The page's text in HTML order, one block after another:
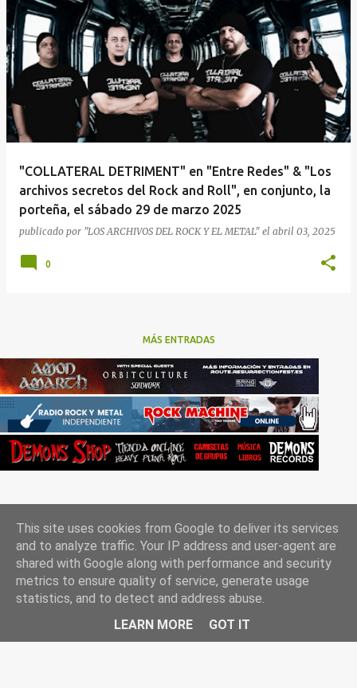
"COLLATERAL DETRIMENT" en "Entre Redes" & "Los
archivos secretos del Rock and Roll", en conjunto, la
porteña, el sábado 29 de marzo 2025
publicado por "LOS ARCHIVOS DEL ROCK Y EL METAL" el abril 03, 2025
0
MÁS ENTRADAS
Con la tecnología de Blogger
Rockgle.es 2010-2025
This site uses cookies from Google to deliver its services
and to analyze traffic. Your IP address and user-agent are
shared with Google along with performance and security
metrics to ensure quality of service, generate usage
statistics, and to detect and address abuse.
LEARN MORE
GOT IT